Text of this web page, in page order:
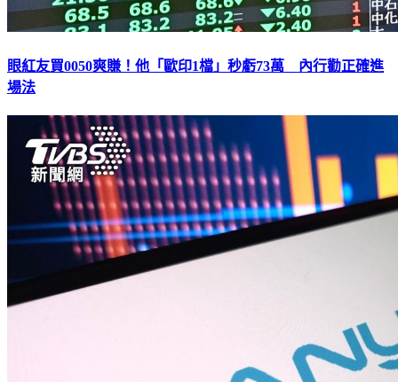
眼紅友買0050爽賺！他「歐印1檔」秒虧73萬 內行勸正確進
場法